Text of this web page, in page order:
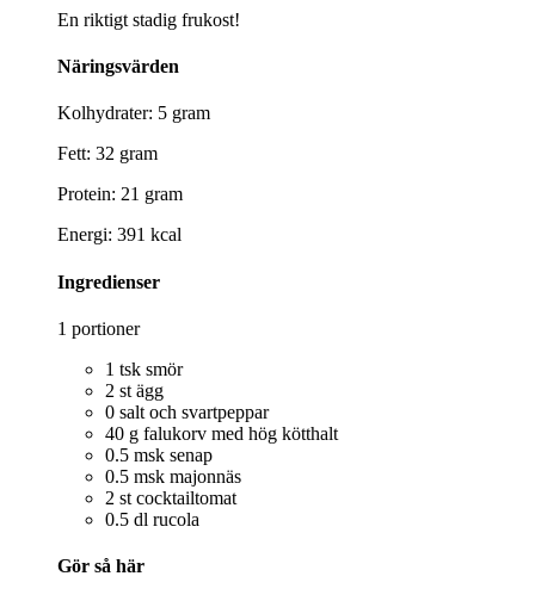
En riktigt stadig frukost!
Näringsvärden
Kolhydrater: 5 gram
Fett: 32 gram
Protein: 21 gram
Energi: 391 kcal
Ingredienser
1 portioner
1 tsk smör
2 st ägg
0 salt och svartpeppar
40 g falukorv med hög kötthalt
0.5 msk senap
0.5 msk majonnäs
2 st cocktailtomat
0.5 dl rucola
Gör så här